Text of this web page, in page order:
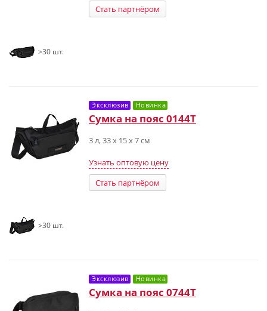
Стать партнёром
>30 шт.
Эксклюзив Новинка
Сумка на пояс 0144T
3 л, 33 х 15 х 7 см
Узнать оптовую цену
Стать партнёром
>30 шт.
Эксклюзив Новинка
Сумка на пояс 0744T